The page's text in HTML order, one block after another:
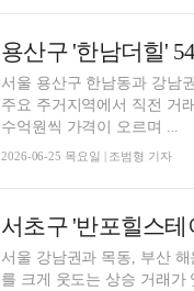
용산구 '한남더힐'
서울 용산구 한남동과 강남
주요 주거지역에서 직전 거
수억원씩 가격이 오르며 ...
2026-06-25 목요일 | 조범형 기자
서울 강남권과 목동, 부산
를 크게 웃도는 상승 거래가